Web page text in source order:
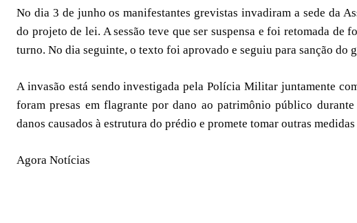
No dia 3 de junho os manifestantes grevistas invadiram a sede da
do projeto de lei. A sessão teve que ser suspensa e foi retomada
turno. No dia seguinte, o texto foi aprovado e seguiu para sanção do
A invasão está sendo investigada pela Polícia Militar juntamente
foram presas em flagrante por dano ao patrimônio público
danos causados à estrutura do prédio e promete tomar outras
Agora Notícias